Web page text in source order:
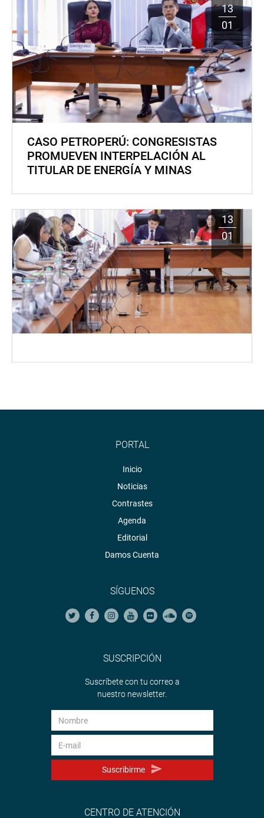
13
01
CASO PETROPERÚ: CONGRESISTAS
PROMUEVEN INTERPELACIÓN AL
TITULAR DE ENERGÍA Y MINAS
13
01
PORTAL
Inicio
Noticias
Contrastes
Agenda
Editorial
Damos Cuenta
SÍGUENOS
SUSCRIPCIÓN
Suscríbete con tu correo a
nuestro newsletter.
Suscribirme
CENTRO DE ATENCIÓN